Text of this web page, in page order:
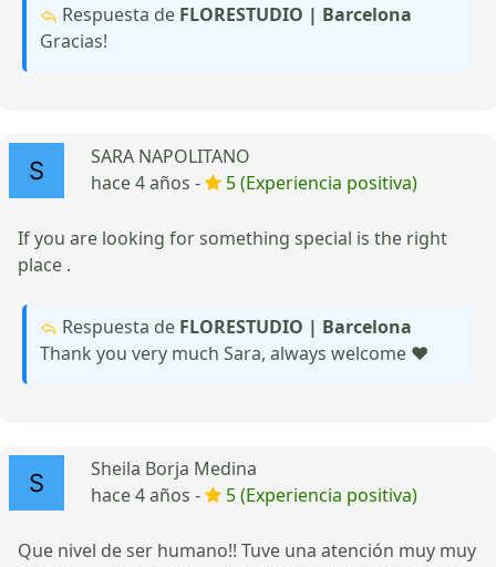
Respuesta de FLORESTUDIO | Barcelona
Gracias!
SARA NAPOLITANO
hace 4 años -
5 (Experiencia positiva)
If you are looking for something special is the right
place .
Respuesta de FLORESTUDIO | Barcelona
Thank you very much Sara, always welcome ❤️
Sheila Borja Medina
hace 4 años -
5 (Experiencia positiva)
Que nivel de ser humano!! Tuve una atención muy muy